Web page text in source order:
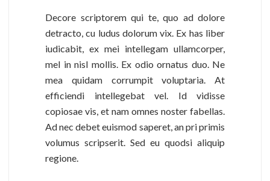
Decore scriptorem qui te, quo ad dolore
detracto, cu ludus dolorum vix. Ex has liber
iudicabit, ex mei intellegam ullamcorper,
mel in nisl mollis. Ex odio ornatus duo. Ne
mea quidam corrumpit voluptaria. At
efficiendi intellegebat vel. Id vidisse
copiosae vis, et nam omnes noster fabellas.
Ad nec debet euismod saperet, an pri primis
volumus scripserit. Sed eu quodsi aliquip
regione.